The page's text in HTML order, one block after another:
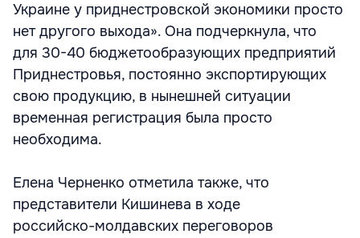
Украине у приднестровской экономики просто
нет другого выхода». Она подчеркнула, что
для 30-40 бюджетообразующих предприятий
Приднестровья, постоянно экспортирующих
свою продукцию, в нынешней ситуации
временная регистрация была просто
необходима.
Елена Черненко отметила также, что
представители Кишинева в ходе
российско-молдавских переговоров